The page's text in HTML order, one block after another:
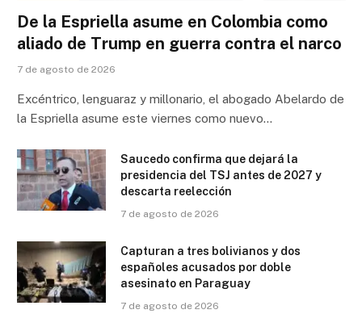
De la Espriella asume en Colombia como
aliado de Trump en guerra contra el narco
7 de agosto de 2026
Excéntrico, lenguaraz y millonario, el abogado Abelardo de
la Espriella asume este viernes como nuevo…
Saucedo confirma que dejará la
presidencia del TSJ antes de 2027 y
descarta reelección
7 de agosto de 2026
Capturan a tres bolivianos y dos
españoles acusados por doble
asesinato en Paraguay
7 de agosto de 2026